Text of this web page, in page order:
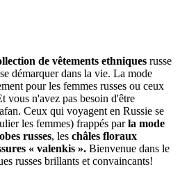
de vêtements ethniques russe
démarquer dans la vie. La mode
pour les femmes russes ou ceux
vous n'avez pas besoin d'être
Ceux qui voyagent en Russie se
les femmes) frappés parla mode
russes, les châles floraux
« valenkis ». Bienvenue dans le
russes brillants et convaincants!